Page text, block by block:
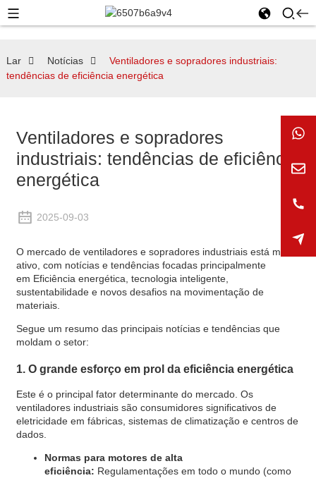
Lar Notícias
Ventiladores e sopradores industriais:
tendências de eficiência energética
Ventiladores e sopradores
industriais: tendências de eficiência
energética
2025-09-03
O mercado de ventiladores e sopradores industriais está muito
ativo, com notícias e tendências focadas principalmente
em Eficiência energética, tecnologia inteligente,
sustentabilidade e novos desafios na movimentação de
materiais.
Segue um resumo das principais notícias e tendências que
moldam o setor:
1. O grande esforço em prol da eficiência energética
Este é o principal fator determinante do mercado. Os
ventiladores industriais são consumidores significativos de
eletricidade em fábricas, sistemas de climatização e centros de
dados.
Normas para motores de alta
eficiência: Regulamentações em todo o mundo (como